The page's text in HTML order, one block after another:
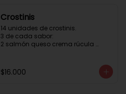
Crostinis
14 unidades de crostinis.
3 de cada sabor:
2 salmón queso crema rúcula
caramelizada y miel.
3 camaron queso crema rúcula.
$16.000